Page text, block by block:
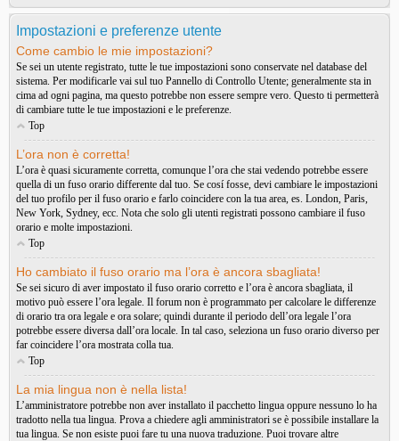
Impostazioni e preferenze utente
Come cambio le mie impostazioni?
Se sei un utente registrato, tutte le tue impostazioni sono conservate nel database del
sistema. Per modificarle vai sul tuo Pannello di Controllo Utente; generalmente sta in
cima ad ogni pagina, ma questo potrebbe non essere sempre vero. Questo ti permetterà
di cambiare tutte le tue impostazioni e le preferenze.
Top
L’ora non è corretta!
L’ora è quasi sicuramente corretta, comunque l’ora che stai vedendo potrebbe essere
quella di un fuso orario differente dal tuo. Se cosí fosse, devi cambiare le impostazioni
del tuo profilo per il fuso orario e farlo coincidere con la tua area, es. London, Paris,
New York, Sydney, ecc. Nota che solo gli utenti registrati possono cambiare il fuso
orario e molte impostazioni.
Top
Ho cambiato il fuso orario ma l’ora è ancora sbagliata!
Se sei sicuro di aver impostato il fuso orario corretto e l’ora è ancora sbagliata, il
motivo può essere l’ora legale. Il forum non è programmato per calcolare le differenze
di orario tra ora legale e ora solare; quindi durante il periodo dell’ora legale l’ora
potrebbe essere diversa dall’ora locale. In tal caso, seleziona un fuso orario diverso per
far coincidere l’ora mostrata colla tua.
Top
La mia lingua non è nella lista!
L’amministratore potrebbe non aver installato il pacchetto lingua oppure nessuno lo ha
tradotto nella tua lingua. Prova a chiedere agli amministratori se è possibile installare la
tua lingua. Se non esiste puoi fare tu una nuova traduzione. Puoi trovare altre